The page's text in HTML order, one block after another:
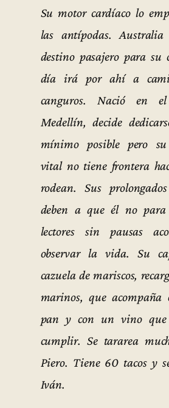
Su motor cardíaco lo
las antípodas.
destino pasajero para su
día irá por ahí a
canguros. Nació en
Medellín, decide
mínimo posible pero su
vital no tiene frontera
rodean. Sus
deben a que él no
lectores sin pausas
observar la vida. Su
cazuela de mariscos,
marinos, que acompaña
pan y con un vino
cumplir. Se tararea
Piero. Tiene 60 tacos y
Iván.